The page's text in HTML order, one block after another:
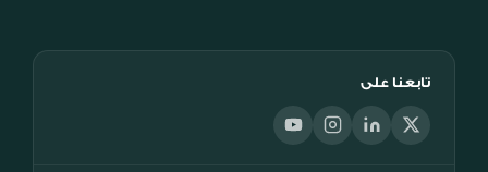
تابعنا على